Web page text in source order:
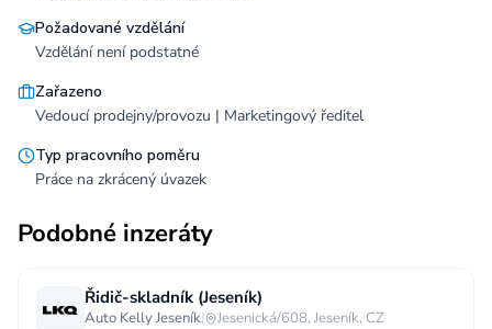
Požadované vzdělání
Vzdělání není podstatné
Zařazeno
Vedoucí prodejny/provozu | Marketingový ředitel
Typ pracovního poměru
Práce na zkrácený úvazek
Podobné inzeráty
Řidič-skladník (Jeseník)
Auto Kelly Jeseník| Jesenická/608, Jeseník, CZ